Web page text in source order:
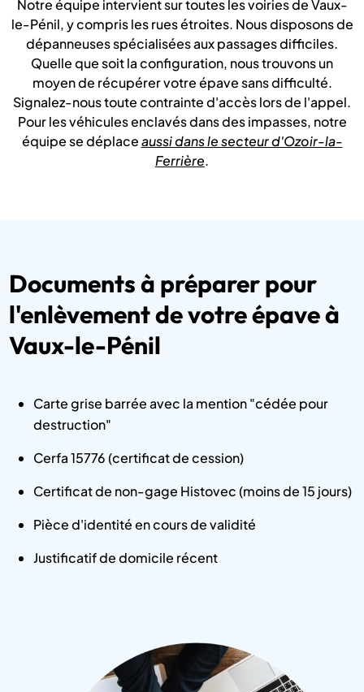
Notre équipe intervient sur toutes les voiries de Vaux-
le-Pénil, y compris les rues étroites. Nous disposons de
dépanneuses spécialisées aux passages difficiles.
Quelle que soit la configuration, nous trouvons un
moyen de récupérer votre épave sans difficulté.
Signalez-nous toute contrainte d'accès lors de l'appel.
Pour les véhicules enclavés dans des impasses, notre
équipe se déplaceaussi dans le secteur d'Ozoir-la-
Ferrière.
Documents à préparer pour
l'enlèvement de votre épave à
Vaux-le-Pénil
Carte grise barrée avec la mention "cédée pour
destruction"
Cerfa 15776 (certificat de cession)
Certificat de non-gage Histovec (moins de 15 jours)
Pièce d'identité en cours de validité
Justificatif de domicile récent